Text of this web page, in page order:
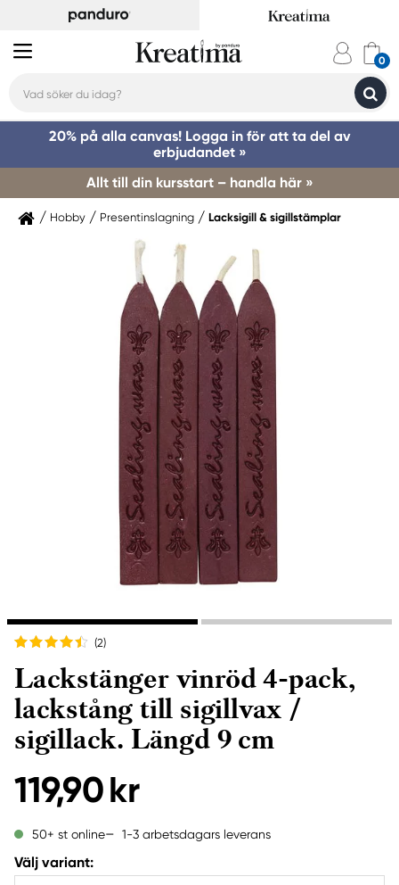
20% på alla canvas! Logga in för att ta del av
erbjudandet »
Allt till din kursstart – handla här »
Hobby Presentinslagning Lacksigill & sigillstämplar
(2)
Lackstänger vinröd 4-pack,
lackstång till sigillvax /
sigillack. Längd 9 cm
119,90 kr
50+ st online 1-3 arbetsdagars leverans
Välj variant: